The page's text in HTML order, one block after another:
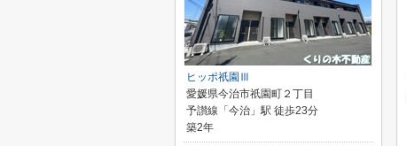
ヒッポ祇園Ⅲ
愛媛県今治市祇園町２丁目
予讃線「今治」駅 徒歩23分
築2年